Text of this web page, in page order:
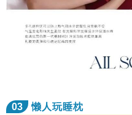
03 懒人玩睡枕